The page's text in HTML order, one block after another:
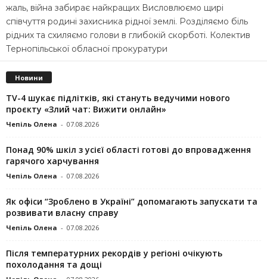
жаль, війна забирає найкращих Висловлюємо щирі
співчуття родині захисника рідної землі. Розділяємо біль
рідних та схиляємо голови в глибокій скорботі. Колектив
Тернопільської обласної прокуратури
Новини
TV-4 шукає підлітків, які стануть ведучими нового
проєкту «Злий чат: Вижити онлайн»
Чепіль Олена - 07.08.2026
Понад 90% шкіл з усієї області готові до впровадження
гарячого харчування
Чепіль Олена - 07.08.2026
Як офіси “Зроблено в Україні” допомагають запускaти та
розвивати власну справу
Чепіль Олена - 07.08.2026
Після температурних рекордів у регіоні очікують
похолодання та дощі